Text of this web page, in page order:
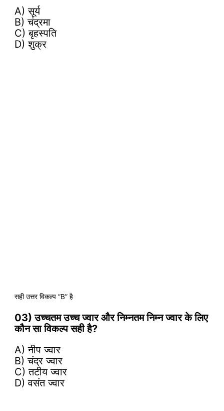
A) सूर्य
B) चंद्रमा
C) बृहस्पति
D) शुक्र
सही उत्तर विकल्प “B” है
03) उच्चतम उच्च ज्वार और निम्नतम निम्न ज्वार के लिए
कौन सा विकल्प सही है?
A) नीप ज्वार
B) चंद्र ज्वार
C) तटीय ज्वार
D) वसंत ज्वार